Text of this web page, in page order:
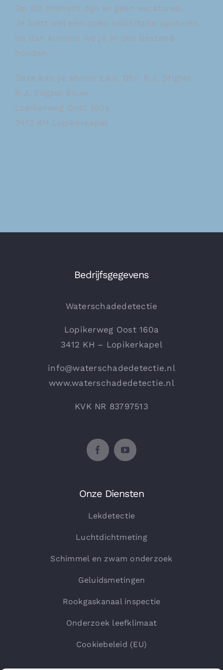
Op dit moment zijn er geen vacatures.
Je kunt wel een open sollicitatie opsturen
en dan kunnen we je in ons bestand
houden.
Deze kan je sturen t.a.v. Dhr. R.J. Stigter.
R.J. Stigter Bouw
Lopikerweg Oost 160a
3412 KH Lopikerkapel
Bedrijfsgegevens
Waterschadedetectie
Lopikerweg Oost 160a
3412 KH – Lopikerkapel
info@waterschadedetectie.nl
www.waterschadedetectie.nl
KVK NR 83797513
Onze Diensten
Lekdetectie
Luchtdichtmeting
Schimmel en zwam onderzoek
Geluidsmetingen
Rookgaskanaal inspectie
Onderzoek leefklimaat
Cookiebeleid (EU)